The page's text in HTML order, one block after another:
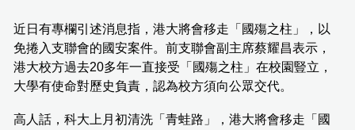
近日有專欄引述消息指，港大將會移走「國殤之柱」，以
免捲入支聯會的國安案件。前支聯會副主席蔡耀昌表示，
港大校方過去20多年一直接受「國殤之柱」在校園豎立，
大學有使命對歷史負責，認為校方須向公眾交代。
高人話，科大上月初清洗「青蛙路」，港大將會移走「國